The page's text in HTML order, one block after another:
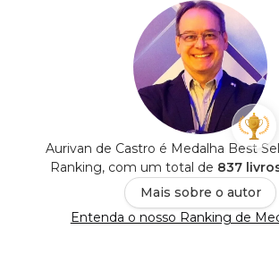
Aurivan de Castro é Medalha Best
Ranking, com um total de 837
Mais sobre o autor
Entenda o nosso Ranking de